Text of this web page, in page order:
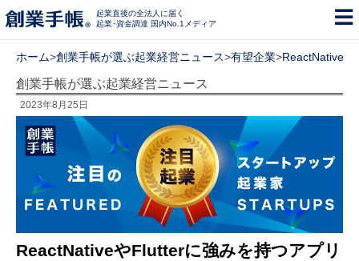
起業直後の全法人に届く
起業･資金調達 国内No.1メディア
ホーム>創業手帳が選ぶ起業経営ニュース>有望企業>ReactNativeや
創業手帳が選ぶ起業経営ニュース
2023年8月25日
ReactNativeやFlutterに強みを持つアプリ